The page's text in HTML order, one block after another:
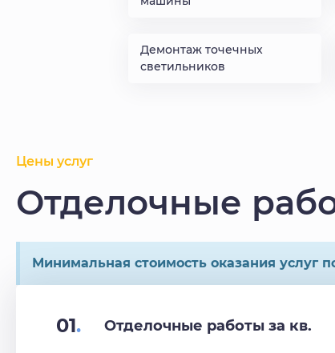
Демонтаж точечных
светильников
Цены услуг
Отделочные
Минимальная стоимость оказания услуг
01. Отделочные работы за кв.